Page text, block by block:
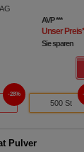
AVP***
Unser Preis
Sie sparen
28%
500 St
Pulver